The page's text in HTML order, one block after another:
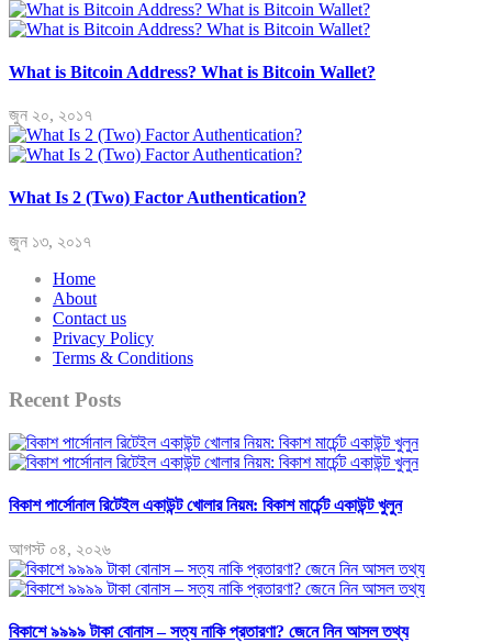
What is Bitcoin Address? What is Bitcoin Wallet?
জুন ২০, ২০১৭
What Is 2 (Two) Factor Authentication?
জুন ১৩, ২০১৭
Home
About
Contact us
Privacy Policy
Terms & Conditions
Recent Posts
বিকাশ পার্সোনাল রিটেইল একাউন্ট খোলার নিয়ম: বিকাশ মার্চেন্ট একাউন্ট খুলুন
আগস্ট ০৪, ২০২৬
বিকাশে ৯৯৯৯ টাকা বোনাস – সত্য নাকি প্রতারণা? জেনে নিন আসল তথ্য